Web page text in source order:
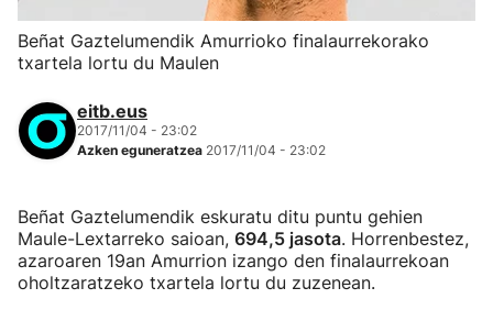
Beñat Gaztelumendik Amurrioko finalaurrekorako
txartela lortu du Maulen
eitb.eus
2017/11/04 - 23:02
Azken eguneratzea 2017/11/04 - 23:02
Beñat Gaztelumendik eskuratu ditu puntu gehien
Maule-Lextarreko saioan, 694,5 jasota. Horrenbestez,
azaroaren 19an Amurrion izango den finalaurrekoan
oholtzaratzeko txartela lortu du zuzenean.